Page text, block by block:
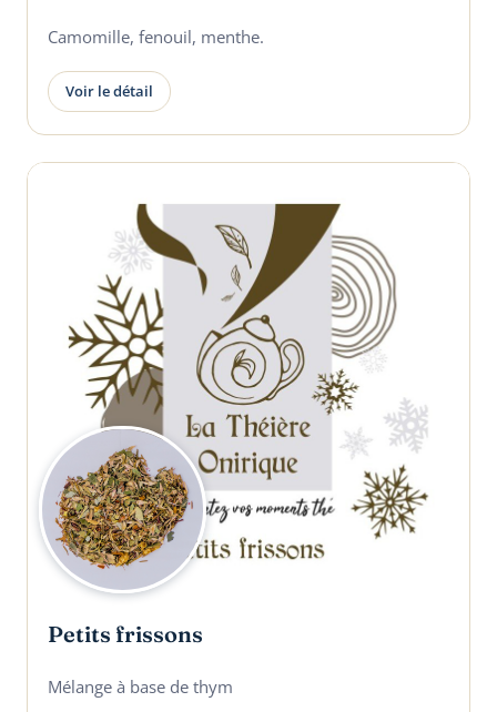
Camomille, fenouil, menthe.
Voir le détail
Petits frissons
Mélange à base de thym